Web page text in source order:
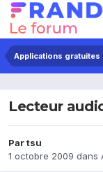
Applications gratuites
Lecteur
Partsu
1 octobre 2009 dans